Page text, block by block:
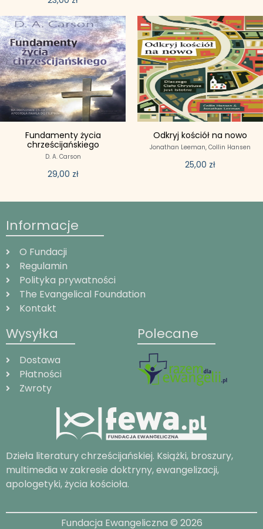
Fundamenty życia
chrześcijańskiego
D. A. Carson
29,00 zł
Odkryj kościół na nowo
Jonathan Leeman, Collin Hansen
25,00 zł
Informacje
O Fundacji
Regulamin
Polityka prywatności
The Evangelical Foundation
Kontakt
Wysyłka
Dostawa
Płatności
Zwroty
Polecane
Dzieła literatury chrześcijańskiej. Książki, broszury,
multimedia w zakresie doktryny, ewangelizacji,
apologetyki, życia kościoła.
Fundacja Ewangeliczna © 2026